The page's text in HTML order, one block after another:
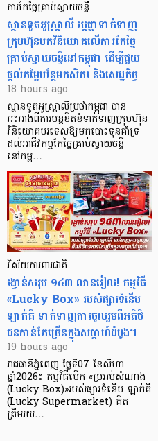
ការកែច្នៃគ្រាប់ស្វាយចន្ទី
ស្ថានទូតអូស្ត្រាលី ប្តេជ្ញាទាក់ទាញ
ក្រុមហ៊ុនមក​វិនិយោគលើការកែច្នៃ
គ្រាប់ស្វាយចន្ទីនៅកម្ពុជា ដើម្បីជួយ
ផ្តល់តម្លៃបន្ថែមកសិករ និងសេដ្ឋកិច្ច
18 hours ago
ស្ថានទូតអូស្ត្រាលីប្រចាំកម្ពុជា បាន
អះអាងពីការបន្តខិតខំទាក់ទាញក្រុមហ៊ុន
វិនិយោគបរទេសឱ្យមកបោះទុនគាំទ្រ
ដល់អាជីវកម្មកែច្នៃគ្រាប់ស្វាយចន្ទី
នៅកម្ព…
វិស័យការពារជាតិ
រង្វាន់សរុប ១៤៣ លានរៀល! កម្មវិធី
«Lucky Box» របស់ផ្សារទំនើប
ឡាក់គី ទាក់ទាញការចូលរួមពីអតិថិ
ជនកាន់តែច្រើនក្នុងសប្តាហ៍ដំបូង។
19 hours ago
រាជធានីភ្នំពេញ ថ្ងៃទី07 ខែសីហា
ឆ្នាំ2026៖ កម្មវិធីបើក «ប្រអប់សំណាង
(Lucky Box)»របស់ផ្សារទំនើប ឡាក់គី
(Lucky Supermarket) គិត
ត្រឹមរយ…